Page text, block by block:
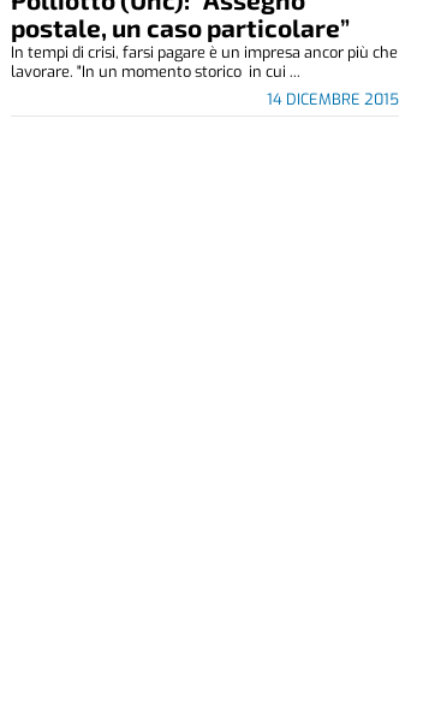
postale, un caso particolare”
14 DICEMBRE 2015
In tempi di crisi, farsi pagare è un impresa ancor più che
lavorare. "In un momento storico in cui ...